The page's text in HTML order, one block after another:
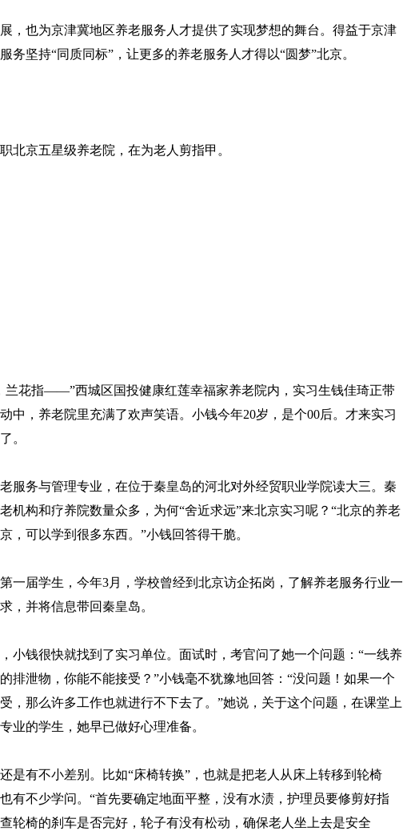
也为京津冀地区养老服务人才提供了实现梦想的舞台。得益于京津
务坚持“同质同标”，让更多的养老服务人才得以“圆梦”北京。
北京五星级养老院，在为老人剪指甲。
花指——”西城区国投健康红莲幸福家养老院内，实习生钱佳琦正带
中，养老院里充满了欢声笑语。小钱今年20岁，是个00后。才来实习
。
务与管理专业，在位于秦皇岛的河北对外经贸职业学院读大三。秦
机构和疗养院数量众多，为何“舍近求远”来北京实习呢？“北京的养老
，可以学到很多东西。”小钱回答得干脆。
届学生，今年3月，学校曾经到北京访企拓岗，了解养老服务行业一
，并将信息带回秦皇岛。
钱很快就找到了实习单位。面试时，考官问了她一个问题：“一线养
排泄物，你能不能接受？”小钱毫不犹豫地回答：“没问题！如果一个
，那么许多工作也就进行不下去了。”她说，关于这个问题，在课堂上
业的学生，她早已做好心理准备。
有不小差别。比如“床椅转换”，也就是把老人从床上转移到轮椅
有不少学问。“首先要确定地面平整，没有水渍，护理员要修剪好指
轮椅的刹车是否完好，轮子有没有松动，确保老人坐上去是安全